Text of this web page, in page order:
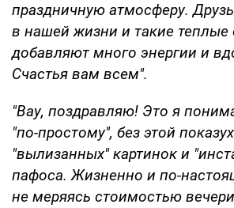
праздничную атмосферу.
в нашей жизни и такие
добавляют много энергии и
Счастья вам всем".
"Вау, поздравляю! Это я
"по-простому", без этой
"вылизанных" картинок и
пафоса. Жизненно и по-
не меряясь стоимостью